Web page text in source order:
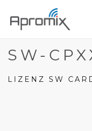
SW-
LIZENZ SW